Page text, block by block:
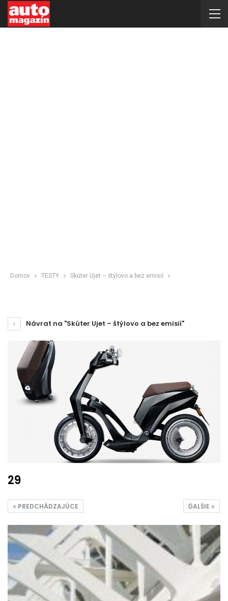
Domov TESTY Skúter Ujet – štýlovo a bez emisií
Návrat na "Skúter Ujet – štýlovo a bez emisií"
29
ĎALŠIE
PREDCHÁDZAJÚCE